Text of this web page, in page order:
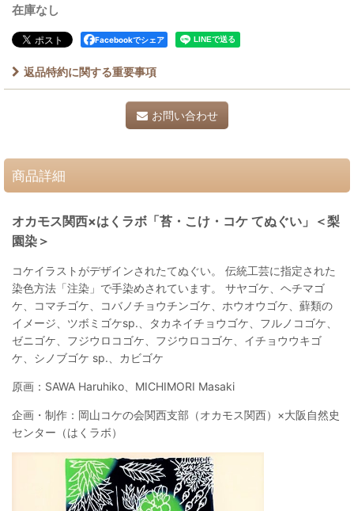
在庫なし
Facebookでシェア
返品特約に関する重要事項
お問い合わせ
商品詳細
オカモス関西×はくラボ「苔・こけ・コケ てぬぐい」＜梨
園染＞
コケイラストがデザインされたてぬぐい。 伝統工芸に指定された
染色方法「注染」で手染めされています。 サヤゴケ、ヘチマゴ
ケ、コマチゴケ、コバノチョウチンゴケ、ホウオウゴケ、蘚類の
イメージ、ツボミゴケsp.、タカネイチョウゴケ、フルノコゴケ、
ゼニゴケ、フジウロコゴケ、フジウロコゴケ、イチョウウキゴ
ケ、シノブゴケ sp.、カビゴケ
原画：SAWA Haruhiko、MICHIMORI Masaki
企画・制作：岡山コケの会関西支部（オカモス関西）×大阪自然史
センター（はくラボ）